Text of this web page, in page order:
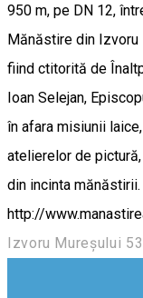
950 m, pe DN 12,
Mănăstire din Izvoru
fiind ctitorită de
Ioan Selejan,
în afara misiunii
atelierelor de
din incinta
http://
Izvoru Mureșului